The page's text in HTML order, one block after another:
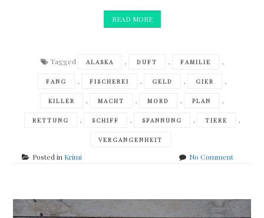
READ MORE
Tagged ALASKA , DUFT , FAMILIE ,
FANG , FISCHEREI , GELD , GIER ,
KILLER , MACHT , MORD , PLAN ,
RETTUNG , SCHIFF , SPANNUNG , TIERE ,
VERGANGENHEIT
Posted in Krimi No Commenton
Die